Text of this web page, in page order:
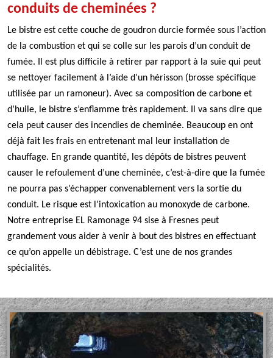
conduits de cheminées ?
Le bistre est cette couche de goudron durcie formée sous l’action
de la combustion et qui se colle sur les parois d’un conduit de
fumée. Il est plus difficile à retirer par rapport à la suie qui peut
se nettoyer facilement à l’aide d’un hérisson (brosse spécifique
utilisée par un ramoneur). Avec sa composition de carbone et
d’huile, le bistre s’enflamme très rapidement. Il va sans dire que
cela peut causer des incendies de cheminée. Beaucoup en ont
déjà fait les frais en entretenant mal leur installation de
chauffage. En grande quantité, les dépôts de bistres peuvent
causer le refoulement d’une cheminée, c’est-à-dire que la fumée
ne pourra pas s’échapper convenablement vers la sortie du
conduit. Le risque est l’intoxication au monoxyde de carbone.
Notre entreprise EL Ramonage 94 sise à Fresnes peut
grandement vous aider à venir à bout des bistres en effectuant
ce qu’on appelle un débistrage. C’est une de nos grandes
spécialités.